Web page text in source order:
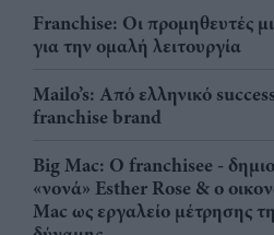
Franchise: Οι προμηθευτές
για την ομαλή λειτουργία
Mailo’s: Από ελληνικό
franchise brand
Big Mac: Ο franchisee -
«νονά» Esther Rose & ο
Mac ως εργαλείο μέτρησης